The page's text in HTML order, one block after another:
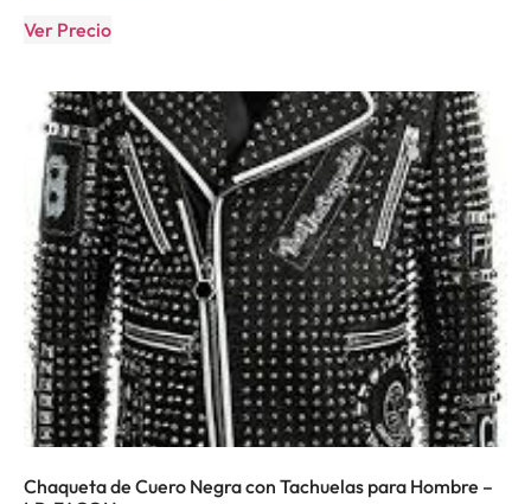
Ver Precio
Chaqueta de Cuero Negra con Tachuelas para Hombre –